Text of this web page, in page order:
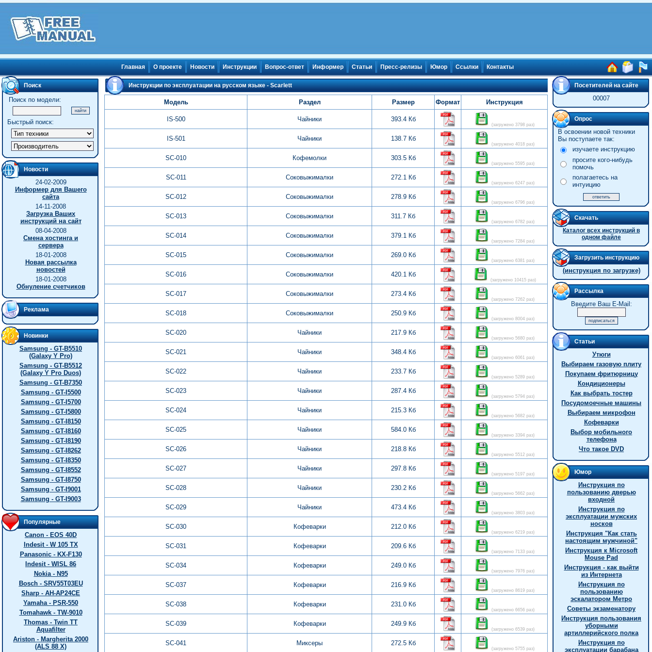
Главная О проекте Новости Инструкции Вопрос-ответ Информер Статьи Пресс-релизы Юмор Ссылки Контакты
Поиск
Поиск по модели:
Быстрый поиск:
Новости
24-02-2009
Информер для Вашего
сайта
14-11-2008
Загрузка Ваших
инструкций на сайт
08-04-2008
Смена хостинга и
сервера
18-01-2008
Новая рассылка
новостей
18-01-2008
Обнуление счетчиков
Реклама
Новинки
Samsung - GT-B5510
(Galaxy Y Pro)
Samsung - GT-B5512
(Galaxy Y Pro Duos)
Samsung - GT-B7350
Samsung - GT-I5500
Samsung - GT-I5700
Samsung - GT-I5800
Samsung - GT-I8150
Samsung - GT-I8160
Samsung - GT-I8190
Samsung - GT-I8262
Samsung - GT-I8350
Samsung - GT-I8552
Samsung - GT-I8750
Samsung - GT-I9001
Samsung - GT-I9003
Популярные
Canon - EOS 40D
Indesit - W 105 TX
Panasonic - KX-F130
Indesit - WISL 86
Nokia - N95
Bosch - SRV55T03EU
Sharp - AH-AP24CE
Yamaha - PSR-550
Tomahawk - TW-9010
Thomas - Twin TT
Aquafilter
Ariston - Margherita 2000
(ALS 88 X)
Инструкции по эксплуатации на русском языке - Scarlett
Модель Раздел Размер Формат Инструкция
IS-500 Чайники 393.4 Кб
(загружено 3798 раз)
IS-501 Чайники 138.7 Кб
(загружено 4018 раз)
SC-010 Кофемолки 303.5 Кб
(загружено 5595 раз)
SC-011 Соковыжималки 272.1 Кб
(загружено 6247 раз)
SC-012 Соковыжималки 278.9 Кб
(загружено 6796 раз)
SC-013 Соковыжималки 311.7 Кб
(загружено 6782 раз)
SC-014 Соковыжималки 379.1 Кб
(загружено 7284 раз)
SC-015 Соковыжималки 269.0 Кб
(загружено 6381 раз)
SC-016 Соковыжималки 420.1 Кб
(загружено 10415 раз)
SC-017 Соковыжималки 273.4 Кб
(загружено 7262 раз)
SC-018 Соковыжималки 250.9 Кб
(загружено 8004 раз)
SC-020 Чайники 217.9 Кб
(загружено 5680 раз)
SC-021 Чайники 348.4 Кб
(загружено 6061 раз)
SC-022 Чайники 233.7 Кб
(загружено 5289 раз)
SC-023 Чайники 287.4 Кб
(загружено 5794 раз)
SC-024 Чайники 215.3 Кб
(загружено 5682 раз)
SC-025 Чайники 584.0 Кб
(загружено 3394 раз)
SC-026 Чайники 218.8 Кб
(загружено 5512 раз)
SC-027 Чайники 297.8 Кб
(загружено 5197 раз)
SC-028 Чайники 230.2 Кб
(загружено 5662 раз)
SC-029 Чайники 473.4 Кб
(загружено 3803 раз)
SC-030 Кофеварки 212.0 Кб
(загружено 6219 раз)
SC-031 Кофеварки 209.6 Кб
(загружено 7133 раз)
SC-034 Кофеварки 249.0 Кб
(загружено 7976 раз)
SC-037 Кофеварки 216.9 Кб
(загружено 8619 раз)
SC-038 Кофеварки 231.0 Кб
(загружено 6656 раз)
SC-039 Кофеварки 249.9 Кб
(загружено 6539 раз)
SC-041 Миксеры 272.5 Кб
(загружено 5755 раз)
Посетителей на сайте
00007
Опрос
В освоении новой техники
Вы поступаете так:
изучаете инструкцию
просите кого-нибудь
помочь
полагаетесь на
интуицию
Скачать
Каталог всех инструкций в
одном файле
Загрузить инструкцию
(инструкция по загрузке)
Рассылка
Введите Ваш E-Mail:
Статьи
Утюги
Выбираем газовую плиту
Покупаем фритюрницу
Кондиционеры
Как выбрать тостер
Посудомоечные машины
Выбираем микрофон
Кофеварки
Выбор мобильного
телефона
Что такое DVD
Юмор
Инструкция по
пользованию дверью
входной
Инструкция по
эксплуатации мужских
носков
Инстpукция "Как стать
настоящим мужчиной"
Инструкция к Microsoft
Mouse Pad
Инструкция - как выйти
из Интернета
Инструкция по
пользованию
эскалатором Метро
Советы экзаменатору
Инструкция пользования
уборными
артиллерийского полка
Инструкция по
эксплуатации барабана